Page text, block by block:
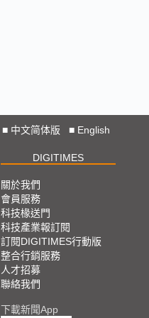
■ 中文简体版 ■ English
DIGITIMES
關於我們
會員服務
科技椽送門
科技產業報訂閱
訂閱DIGITIMES行動版
整合行銷服務
人才招募
聯絡我們
下載新聞App